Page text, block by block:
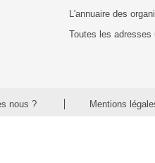
L'annuaire des
Toutes les adresses
nous ? Mentions